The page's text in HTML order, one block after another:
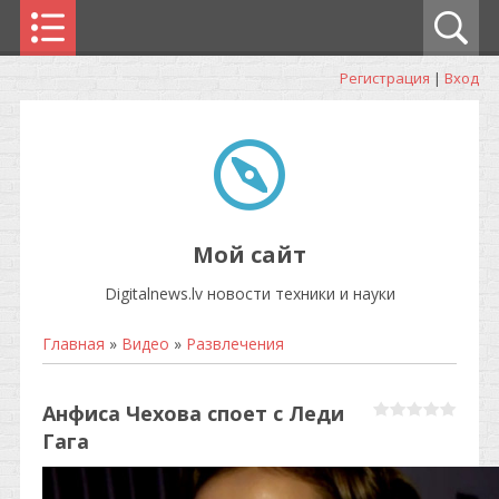
Регистрация | Вход
Мой сайт
Digitalnews.lv новости техники и науки
Главная » Видео » Развлечения
Анфиса Чехова споет с Леди
Гага